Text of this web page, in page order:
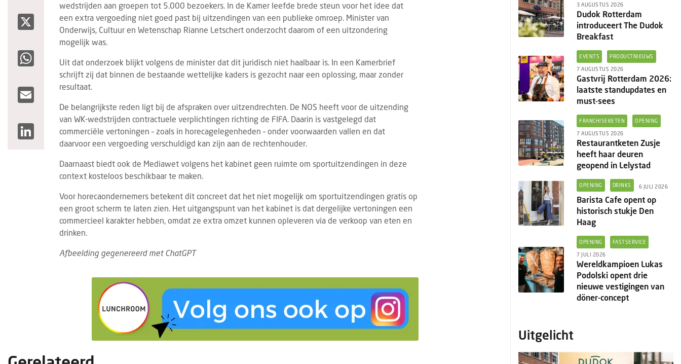
wedstrijden aan groepen tot 5.000 bezoekers. In de Kamer leefde brede steun voor het idee dat
een extra vergoeding niet goed past bij uitzendingen van een publieke omroep. Minister van
Onderwijs, Cultuur en Wetenschap Rianne Letschert onderzocht daarom of een uitzondering
mogelijk was.
Uit dat onderzoek blijkt volgens de minister dat dit juridisch niet haalbaar is. In een Kamerbrief
schrijft zij dat binnen de bestaande wettelijke kaders is gezocht naar een oplossing, maar zonder
resultaat.
De belangrijkste reden ligt bij de afspraken over uitzendrechten. De NOS heeft voor de uitzending
van WK-wedstrijden contractuele verplichtingen richting de FIFA. Daarin is vastgelegd dat
commerciële vertoningen – zoals in horecagelegenheden – onder voorwaarden vallen en dat
daarvoor een vergoeding verschuldigd kan zijn aan de rechtenhouder.
Daarnaast biedt ook de Mediawet volgens het kabinet geen ruimte om sportuitzendingen in deze
context kosteloos beschikbaar te maken.
Voor horecaondernemers betekent dit concreet dat het niet mogelijk om sportuitzendingen gratis op
een groot scherm te laten zien. Het uitgangspunt van het kabinet is dat dergelijke vertoningen een
commercieel karakter hebben, omdat ze extra omzet kunnen opleveren via de verkoop van eten en
drinken.
Afbeelding gegenereerd met ChatGPT
3 AUGUSTUS 2026
Dudok Rotterdam
introduceert The Dudok
Breakfast
EVENTS PRODUCTNIEUWS
7 AUGUSTUS 2026
Gastvrij Rotterdam 2026:
laatste standupdates en
must-sees
FRANCHISEKETEN OPENING
7 AUGUSTUS 2026
Restaurantketen Zusje
heeft haar deuren
geopend in Lelystad
OPENING DRINKS 6 JULI 2026
Barista Cafe opent op
historisch stukje Den
Haag
OPENING FASTSERVICE
7 JULI 2026
Wereldkampioen Lukas
Podolski opent drie
nieuwe vestigingen van
döner-concept
Uitgelicht